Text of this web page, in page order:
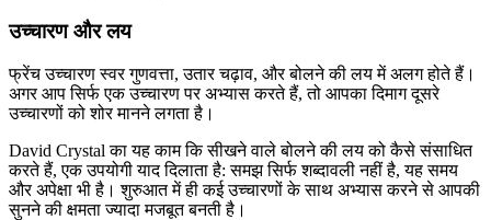
उच्चारण और लय
फ्रेंच उच्चारण स्वर गुणवत्ता, उतार चढ़ाव, और बोलने की लय में अलग होते हैं।
अगर आप सिर्फ एक उच्चारण पर अभ्यास करते हैं, तो आपका दिमाग दूसरे
उच्चारणों को शोर मानने लगता है।
David Crystal का यह काम कि सीखने वाले बोलने की लय को कैसे संसाधित
करते हैं, एक उपयोगी याद दिलाता है: समझ सिर्फ शब्दावली नहीं है, यह समय
और अपेक्षा भी है। शुरुआत में ही कई उच्चारणों के साथ अभ्यास करने से आपकी
सुनने की क्षमता ज्यादा मजबूत बनती है।